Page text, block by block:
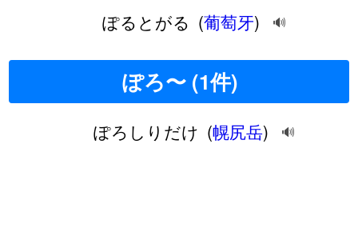
ぽるとがる (葡萄牙) 🔊
ぽろ〜 (1件)
ぽろしりだけ (幌尻岳) 🔊